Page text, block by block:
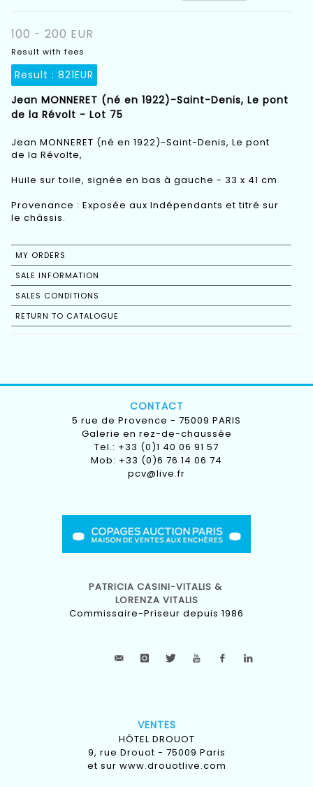
100 - 200 EUR
Result with fees
Result : 821EUR
Jean MONNERET (né en 1922)-Saint-Denis, Le pont
de la Révolt - Lot 75
Jean MONNERET (né en 1922)-Saint-Denis, Le pont
de la Révolte,
Huile sur toile, signée en bas à gauche - 33 x 41 cm
Provenance : Exposée aux Indépendants et titré sur
le châssis.
MY ORDERS
SALE INFORMATION
SALES CONDITIONS
RETURN TO CATALOGUE
CONTACT
5 rue de Provence - 75009 PARIS
Galerie en rez-de-chaussée
Tel.: +33 (0)1 40 06 91 57
Mob: +33 (0)6 76 14 06 74
pcv@live.fr
PATRICIA CASINI-VITALIS &
LORENZA VITALIS
Commissaire-Priseur depuis 1986
VENTES
HÔTEL DROUOT
9, rue Drouot - 75009 Paris
et sur www.drouotlive.com